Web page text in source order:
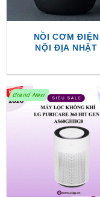
NỒI CƠM ĐIỆN
NỘI ĐỊA NHẬT
Brand New